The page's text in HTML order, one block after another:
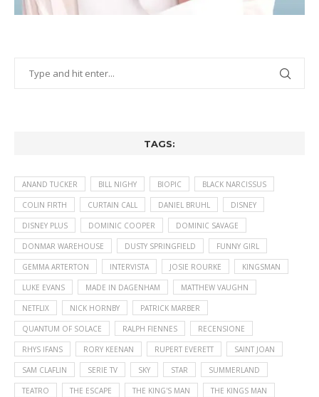
TAGS:
ANAND TUCKER BILL NIGHY BIOPIC BLACK NARCISSUS
COLIN FIRTH CURTAIN CALL DANIEL BRUHL DISNEY
DISNEY PLUS DOMINIC COOPER DOMINIC SAVAGE
DONMAR WAREHOUSE DUSTY SPRINGFIELD FUNNY GIRL
GEMMA ARTERTON INTERVISTA JOSIE ROURKE KINGSMAN
LUKE EVANS MADE IN DAGENHAM MATTHEW VAUGHN
NETFLIX NICK HORNBY PATRICK MARBER
QUANTUM OF SOLACE RALPH FIENNES RECENSIONE
RHYS IFANS RORY KEENAN RUPERT EVERETT SAINT JOAN
SAM CLAFLIN SERIE TV SKY STAR SUMMERLAND
TEATRO THE ESCAPE THE KING'S MAN THE KINGS MAN